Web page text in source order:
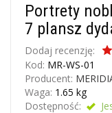
Portrety
7 plansz
Dodaj recenzję:
Kod: MR-WS-01
Producent:
Waga: 1.65 kg
Dostępność: